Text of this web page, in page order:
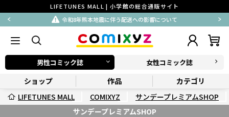
LIFETUNES MALL | 小学館の総合通販サイト
令和8年熊本地震に伴う配送への影響について
男性コミック誌 女性コミック誌
ショップ 作品
カテゴリ
LIFETUNES MALL
COMIXYZ
サンデープレミアムSHOP
サンデープレミアムSHOP